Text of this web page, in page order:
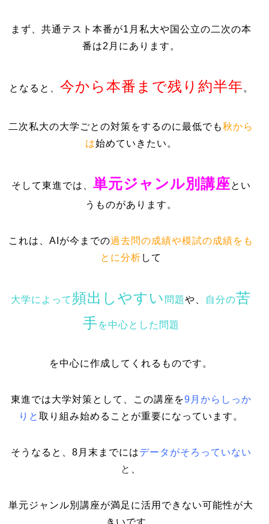
まず、共通テスト本番が1月私大や国公立の二次の本
番は2月にあります。
となると、 今から本番まで残り約半年 。
二次私大の大学ごとの対策をするのに最低でも秋から
は始めていきたい。
そして東進では、 単元ジャンル別講座とい
うものがあります。
これは、AIが今までの過去問の成績や模試の成績をも
とに分析 して
大学によって頻出しやすい 問題や、 自分の苦
手 を中心とした問題
を中心に作成してくれるものです。
東進では大学対策として、この講座を9月からしっか
りと取り組み始めることが重要になっています。
そうなると、8月末までにはデータがそろっていない
と
単元ジャンル別講座が満足に活用できない可能性が大
きいです。